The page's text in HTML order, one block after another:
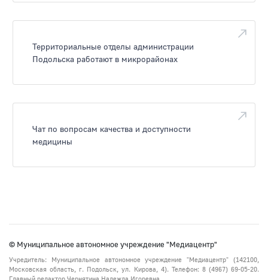
Территориальные отделы администрации
Подольска работают в микрорайонах
Чат по вопросам качества и доступности
медицины
© Муниципальное автономное учреждение "Медиацентр"
Учредитель: Муниципальное автономное учреждение "Медиацентр" (142100,
Московская область, г. Подольск, ул. Кирова, 4). Телефон: 8 (4967) 69-05-20.